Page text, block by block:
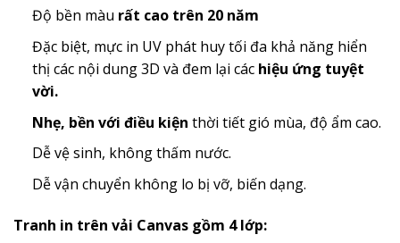
Độ bền màu rất cao trên 20 năm
Đặc biệt, mực in UV phát huy tối đa khả năng hiển
thị các nội dung 3D và đem lại các hiệu ứng tuyệt
vời.
Nhẹ, bền với điều kiện thời tiết gió mùa, độ ẩm cao.
Dễ vệ sinh, không thấm nước.
Dễ vận chuyển không lo bị vỡ, biến dạng.
Tranh in trên vải Canvas gồm 4 lớp: